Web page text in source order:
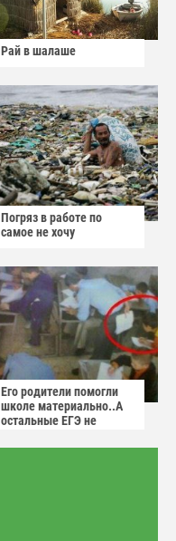
Рай в шалаше
Погряз в работе по
самое не хочу
Его родители помогли
школе материально..А
остальные ЕГЭ не